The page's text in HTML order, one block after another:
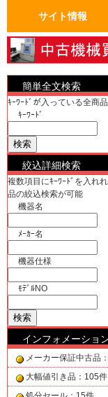
サイト情報
トップページ
FAQ：よくある質問
人気の商品
会員ページ
運営会社概要
簡単全文検索
ｷｰﾜｰﾄﾞが入っている全商
ｷｰﾜｰﾄﾞ
絞込詳細検索
複数項目にｷｰﾜｰﾄﾞを入れ
品の絞込検索が可能
機器名
ﾒｰｶｰ名
機器仕様
ﾓﾃﾞﾙNO
インフォメーショ
メーカー保証中古品
大幅値引き品：105件